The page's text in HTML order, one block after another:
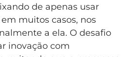
de apenas usar
muitos casos, nos
a ela. O desafio
inovação com